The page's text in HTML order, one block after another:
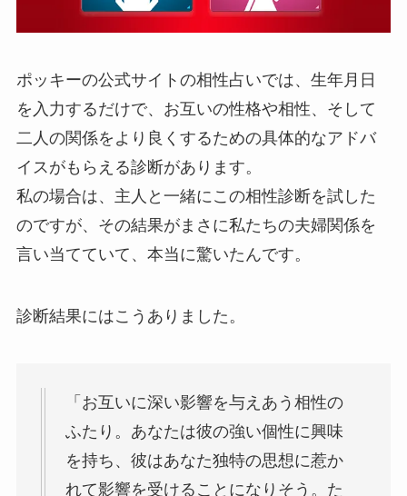
ポッキーの公式サイトの相性占いでは、生年月日
を入力するだけで、お互いの性格や相性、そして
二人の関係をより良くするための具体的なアドバ
イスがもらえる診断があります。
私の場合は、主人と一緒にこの相性診断を試した
のですが、その結果がまさに私たちの夫婦関係を
言い当てていて、本当に驚いたんです。
診断結果にはこうありました。
「お互いに深い影響を与えあう相性の
ふたり。あなたは彼の強い個性に興味
を持ち、彼はあなた独特の思想に惹か
れて影響を受けることになりそう。た